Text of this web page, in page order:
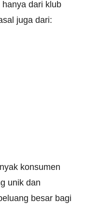
dari klub
juga dari:
konsumen
unik dan
besar bagi